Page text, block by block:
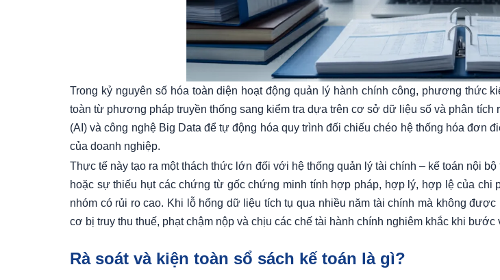
Trong kỷ nguyên số hóa toàn diện hoạt động quản lý hành chính công, phương thức
toàn từ phương pháp truyền thống sang kiểm tra dựa trên cơ sở dữ liệu số và phân
(AI) và công nghệ Big Data để tự động hóa quy trình đối chiếu chéo hệ thống hóa đơn
của doanh nghiệp.
Thực tế này tạo ra một thách thức lớn đối với hệ thống quản lý tài chính – kế toán nội
hoặc sự thiếu hụt các chứng từ gốc chứng minh tính hợp pháp, hợp lý, hợp lệ của
nhóm có rủi ro cao. Khi lỗ hổng dữ liệu tích tụ qua nhiều năm tài chính mà không
cơ bị truy thu thuế, phạt chậm nộp và chịu các chế tài hành chính nghiêm khắc khi bước
Rà soát và kiện toàn sổ sách kế toán là gì?